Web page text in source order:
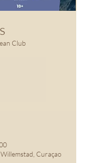
Club
Curaçao